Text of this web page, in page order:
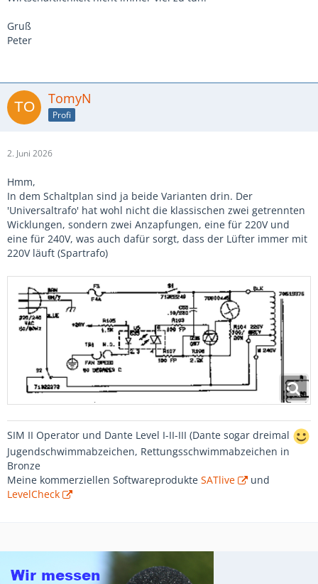
Gruß
Peter
TomyN
Profi
2. Juni 2026
Hmm,
In dem Schaltplan sind ja beide Varianten drin. Der
'Universaltrafo' hat wohl nicht die klassischen zwei getrennten
Wicklungen, sondern zwei Anzapfungen, eine für 220V und
eine für 240V, was auch dafür sorgt, dass der Lüfter immer mit
220V läuft (Spartrafo)
SIM II Operator und Dante Level I-II-III (Dante sogar dreimal
Jugendschwimmabzeichen, Rettungsschwimmabzeichen in
Bronze
Meine kommerziellen Softwareprodukte SATlive
und
LevelCheck